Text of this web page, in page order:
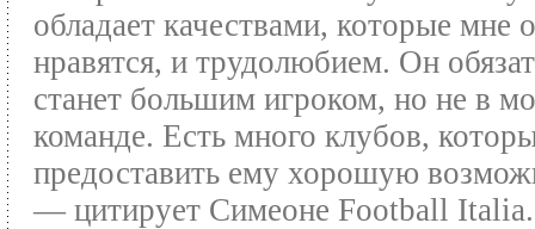
обладает качествами, которые мне
нравятся, и трудолюбием. Он
станет большим игроком, но не в
команде. Есть много клубов,
предоставить ему хорошую
— цитирует Симеоне Football Italia.